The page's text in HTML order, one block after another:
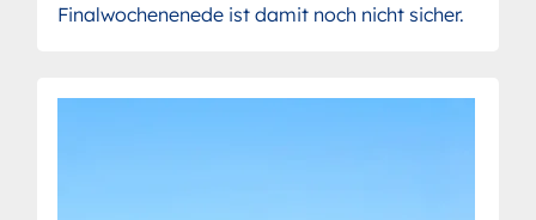
Finalwochenenede ist damit noch nicht sicher.